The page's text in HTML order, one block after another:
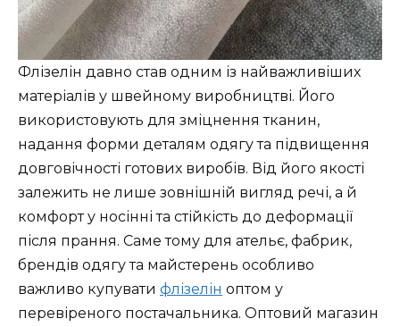
Флізелін давно став одним із найважливіших
матеріалів у швейному виробництві. Його
використовують для зміцнення тканин,
надання форми деталям одягу та підвищення
довговічності готових виробів. Від його якості
залежить не лише зовнішній вигляд речі, а й
комфорт у носінні та стійкість до деформації
після прання. Саме тому для ательє, фабрик,
брендів одягу та майстерень особливо
важливо купувати флізелін оптом у
перевіреного постачальника. Оптовий магазин